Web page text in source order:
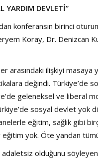
YARDIM DEVLETİ”
konferansın birinci
Koray, Dr. Denizcan
ilişkiyi masaya
değindi. Türkiye’de
geleneksel ve
sosyal devlet
eğitim, sağlık gibi
yok. Öte yandan
olduğunu